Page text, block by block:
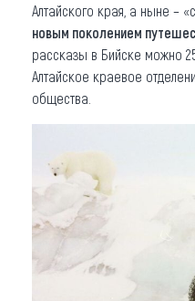
Алтайского края, а ныне –
новым поколением
рассказы в Бийске можно
Алтайское краевое
общества.